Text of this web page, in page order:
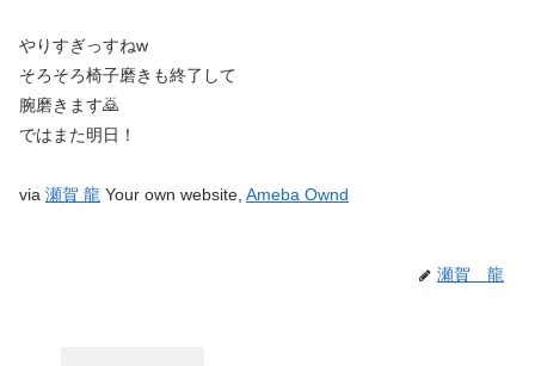
やりすぎっすねw
そろそろ椅子磨きも終了して
腕磨きます🙇
ではまた明日！
via 瀬賀 龍 Your own website, Ameba Ownd
瀬賀 龍